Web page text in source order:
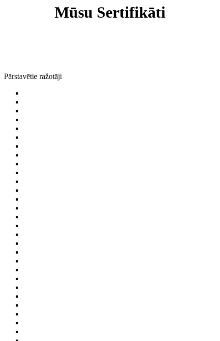
Mūsu Sertifikāti
Pārstavētie ražotāji